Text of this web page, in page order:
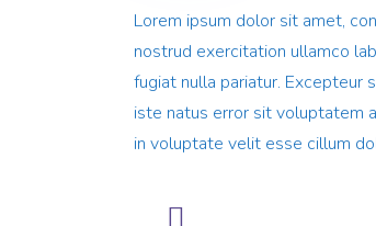
Lorem ipsum dolor sit amet,
nostrud exercitation ullamco
fugiat nulla pariatur. Excepteur
iste natus error sit voluptatem
in voluptate velit esse cillum